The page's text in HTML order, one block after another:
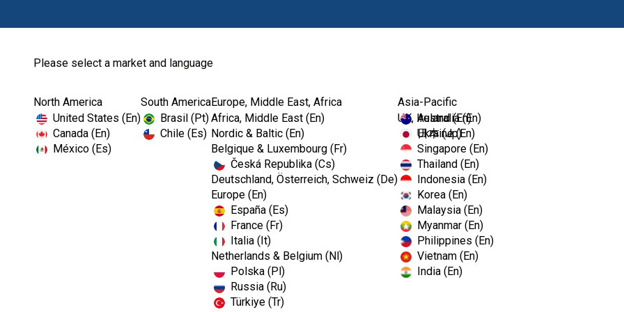
Please select a market and language
North America
United States (En)
Canada (En)
México (Es)
South America
Brasil (Pt)
Chile (Es)
Europe, Middle East, Africa
Africa, Middle East (En)
Nordic & Baltic (En)
Belgique & Luxembourg (Fr)
Česká Republika (Cs)
Deutschland, Österreich, Schweiz (De)
Europe (En)
España (Es)
France (Fr)
Italia (It)
Netherlands & Belgium (Nl)
Polska (Pl)
Russia (Ru)
Türkiye (Tr)
UK, Ireland (En)
Ukraine (En)
Asia-Pacific
Australia (En)
日本 (Jp)
Singapore (En)
Thailand (En)
Indonesia (En)
Korea (En)
Malaysia (En)
Myanmar (En)
Philippines (En)
Vietnam (En)
India (En)
Home Clinical Cases-EMEA